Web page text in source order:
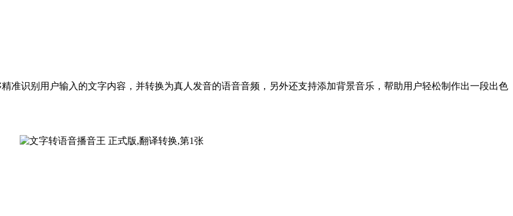
准识别用户输入的文字内容，并转换为真人发音的语音音频，另外还支持添加背景音乐，帮助用户轻松制作出一段出色